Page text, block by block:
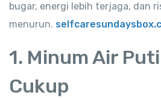
bugar, energi lebih terjaga, dan
menurun.
1. Minum Air
Cukup